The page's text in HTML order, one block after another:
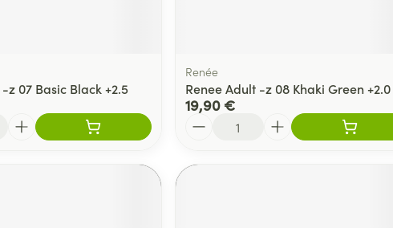
z 07 Basic Black +2.5
Renée
Renee Adult -z 08 Khaki Green +2.0
19,90 €